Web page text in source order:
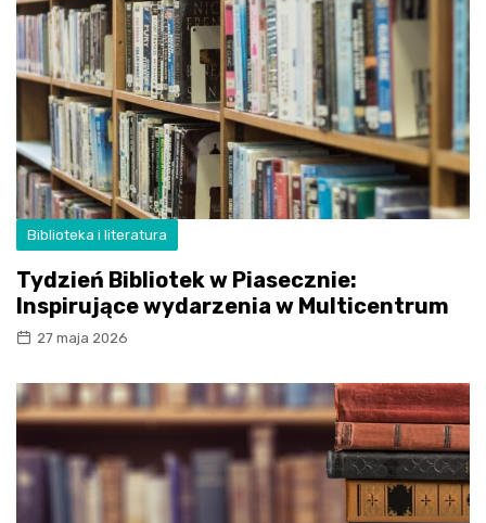
Biblioteka i literatura
Tydzień Bibliotek w Piasecznie:
Inspirujące wydarzenia w Multicentrum
27 maja 2026